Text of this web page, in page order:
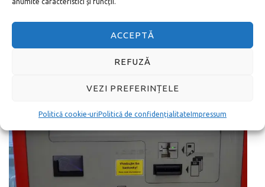
ACCEPTĂ
REFUZĂ
VEZI PREFERINȚELE
Politică cookie-uriPolitică de confidențialitateImpressum